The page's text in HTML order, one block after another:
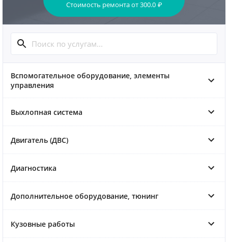
Стоимость ремонтаот300.0 ₽
Вспомогательное оборудование, элементы
управления
Выхлопная система
Двигатель (ДВС)
Диагностика
Дополнительное оборудование, тюнинг
Кузовные работы